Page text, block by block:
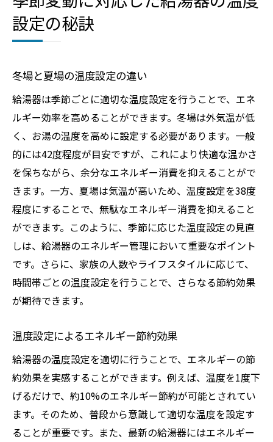
設定の秘訣
冬場と夏場の温度設定の違い
給湯器は季節ごとに適切な温度設定を行うことで、エネ
ルギー効率を高めることができます。冬場は外気温が低
く、お湯の温度を高めに設定する必要があります。一般
的には42度程度が目安ですが、これにより快適な温かさ
を保ちながら、余分なエネルギー消費を抑えることがで
きます。一方、夏場は気温が高いため、温度設定を38度
程度にすることで、無駄なエネルギー消費を抑えること
ができます。このように、季節に応じた温度設定の見直
しは、給湯器のエネルギー管理において重要なポイント
です。さらに、家族の人数やライフスタイルに応じて、
時間帯ごとの温度設定を行うことで、さらなる節約効果
が期待できます。
温度設定によるエネルギー節約効果
給湯器の温度設定を適切に行うことで、エネルギーの節
約効果を実感することができます。例えば、温度を1度下
げるだけで、約10%のエネルギー節約が可能とされてい
ます。そのため、普段から意識して適切な温度を設定す
ることが重要です。また、最新の給湯器にはエネルギー